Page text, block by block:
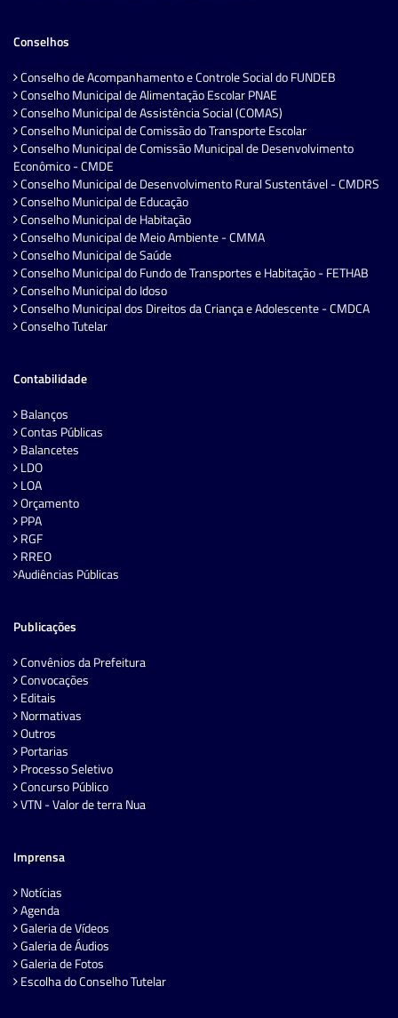
Conselhos
Conselho de Acompanhamento e Controle Social do FUNDEB
Conselho Municipal de Alimentação Escolar PNAE
Conselho Municipal de Assistência Social (COMAS)
Conselho Municipal de Comissão do Transporte Escolar
Conselho Municipal de Comissão Municipal de Desenvolvimento
Econômico - CMDE
Conselho Municipal de Desenvolvimento Rural Sustentável - CMDRS
Conselho Municipal de Educação
Conselho Municipal de Habitação
Conselho Municipal de Meio Ambiente - CMMA
Conselho Municipal de Saúde
Conselho Municipal do Fundo de Transportes e Habitação - FETHAB
Conselho Municipal do Idoso
Conselho Municipal dos Direitos da Criança e Adolescente - CMDCA
Conselho Tutelar
Contabilidade
Balanços
Contas Públicas
Balancetes
LDO
LOA
Orçamento
PPA
RGF
RREO
Audiências Públicas
Publicações
Convênios da Prefeitura
Convocações
Editais
Normativas
Outros
Portarias
Processo Seletivo
Concurso Público
VTN - Valor de terra Nua
Imprensa
Notícias
Agenda
Galeria de Vídeos
Galeria de Áudios
Galeria de Fotos
Escolha do Conselho Tutelar